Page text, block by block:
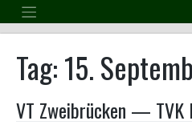
to
content
Tag:15.
VT Zweibrücken — TVK I